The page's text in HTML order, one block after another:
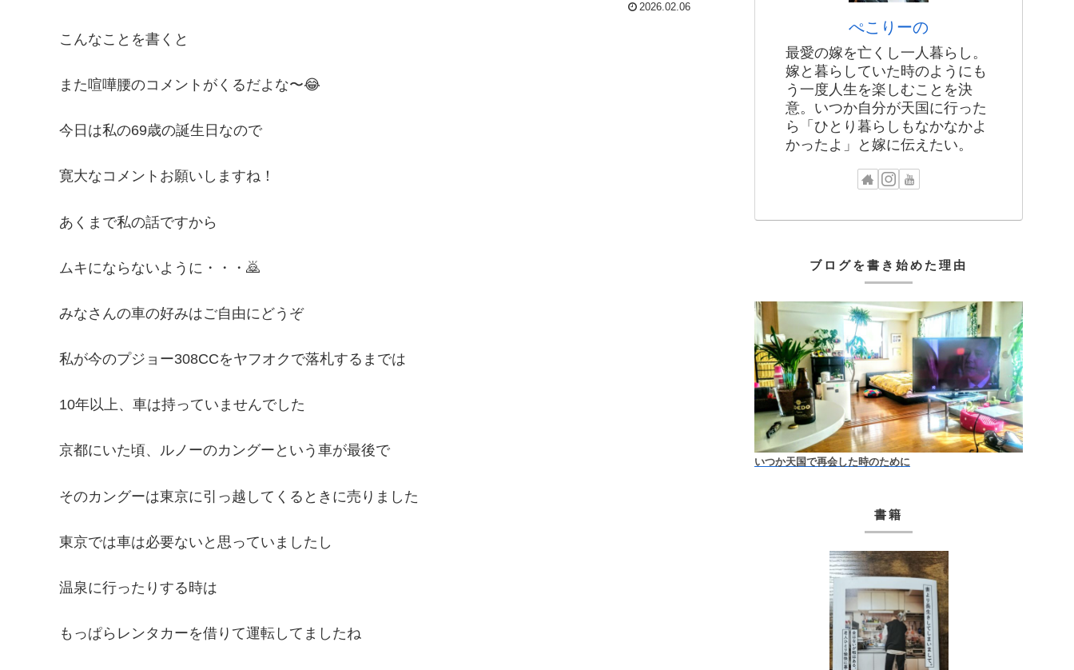
2026.02.06
こんなことを書くと
また喧嘩腰のコメントがくるだよな〜😂
今日は私の69歳の誕生日なので
寛大なコメントお願いしますね！
あくまで私の話ですから
ムキにならないように・・・🙇
みなさんの車の好みはご自由にどうぞ
私が今のプジョー308CCをヤフオクで落札するまでは
10年以上、車は持っていませんでした
京都にいた頃、ルノーのカングーという車が最後で
そのカングーは東京に引っ越してくるときに売りました
東京では車は必要ないと思っていましたし
温泉に行ったりする時は
もっぱらレンタカーを借りて運転してましたね
ぺこりーの
最愛の嫁を亡くし一人暮らし。
嫁と暮らしていた時のようにも
う一度人生を楽しむことを決
意。いつか自分が天国に行った
ら「ひとり暮らしもなかなかよ
かったよ」と嫁に伝えたい。
ブログを書き始めた理由
いつか天国で再会した時のために
書籍